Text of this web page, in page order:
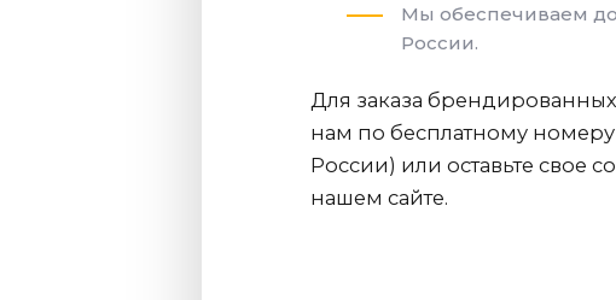
Мы обеспечиваем
России.
Для заказа
нам по бесплатному номеру
России) или оставьте свое
нашем сайте.